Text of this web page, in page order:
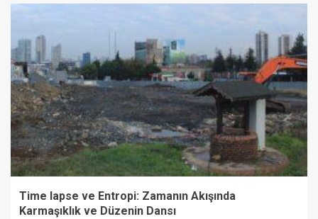
Time lapse ve Entropi: Zamanın Akışında
Karmaşıklık ve Düzenin Dansı